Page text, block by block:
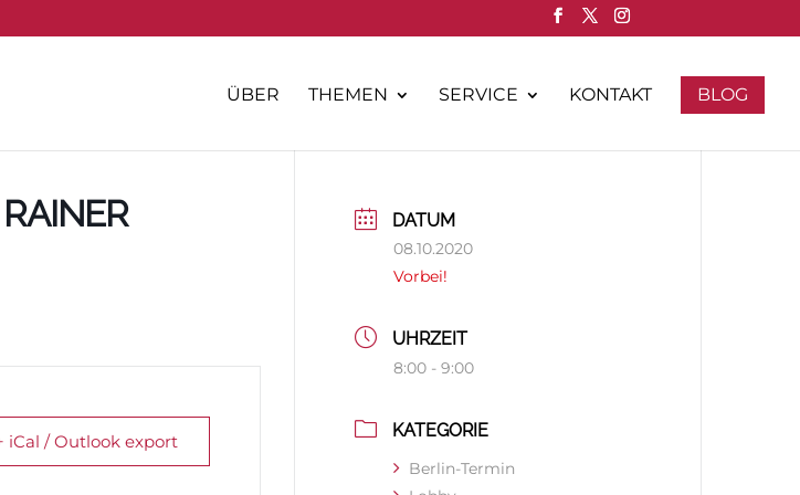
ÜBER THEMEN SERVICE KONTAKT BLOG
iCal / Outlook export
DATUM
08.10.2020
Vorbei!
UHRZEIT
8:00 - 9:00
KATEGORIE
Berlin-Termin